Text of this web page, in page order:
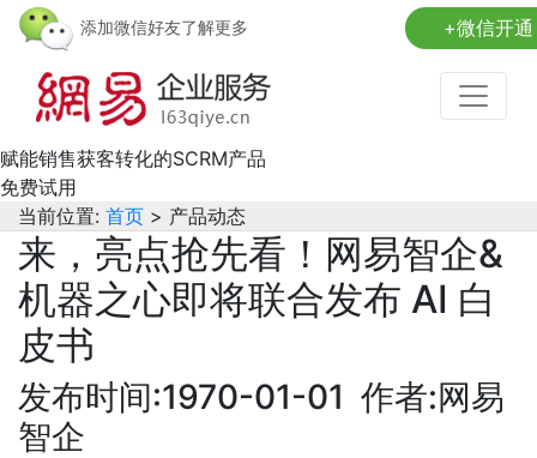
添加微信好友了解更多 +微信开通
赋能销售获客转化的SCRM产品
免费试用
当前位置: 首页 > 产品动态
来，亮点抢先看！网易智企&
机器之心即将联合发布 AI 白
皮书
发布时间:1970-01-01 作者:网易
智企